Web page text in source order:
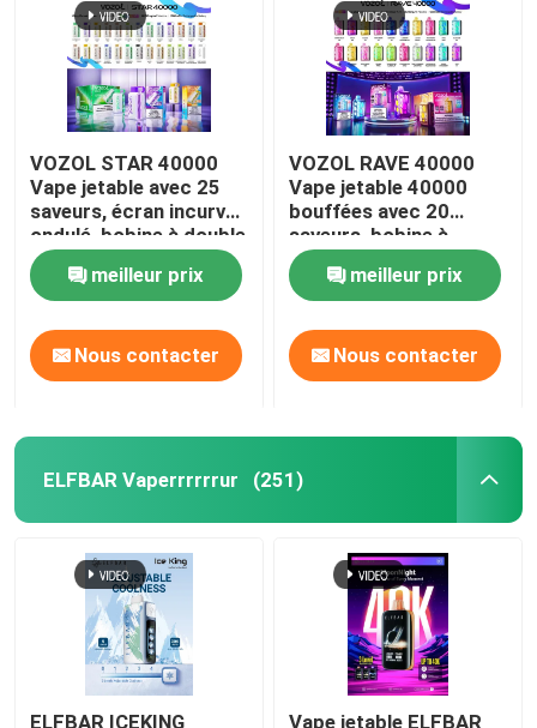
Aperçu
Vidéos
A propos de nous
Visite d'usine
VOZOL STAR 40000
Vape jetable avec 25
saveurs, écran incurvé
ondulé, bobine à double
maille, batterie
rechargeable de 1000
mAh
meilleur prix
Nous contacter
VOZOL RAVE 40000
Vape jetable 40000
bouffées avec 20
saveurs, bobine à
double maille, batterie
rechargeable de 1000
mAh
meilleur prix
Nous contacter
ELFBAR Vaperrrrrrur (251)
ELFBAR ICEKING
Vape jetable ELFBAR